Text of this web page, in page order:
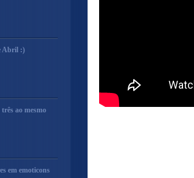
Abril :)
ao mesmo
em emoticons